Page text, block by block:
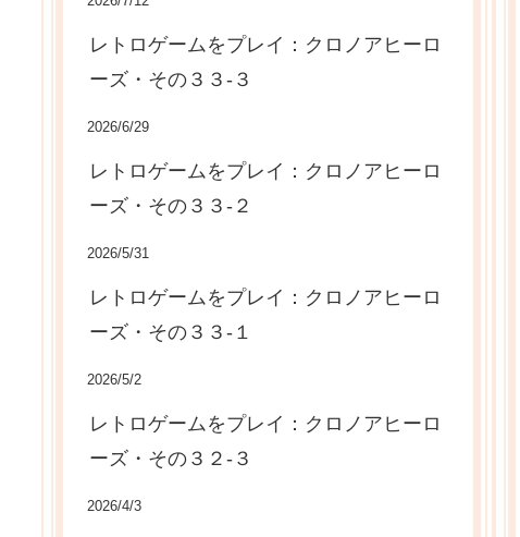
レトロゲームをプレイ：クロノアヒーロ
ーズ・その３３-３
2026/6/29
レトロゲームをプレイ：クロノアヒーロ
ーズ・その３３-２
2026/5/31
レトロゲームをプレイ：クロノアヒーロ
ーズ・その３３-１
2026/5/2
レトロゲームをプレイ：クロノアヒーロ
ーズ・その３２-３
2026/4/3